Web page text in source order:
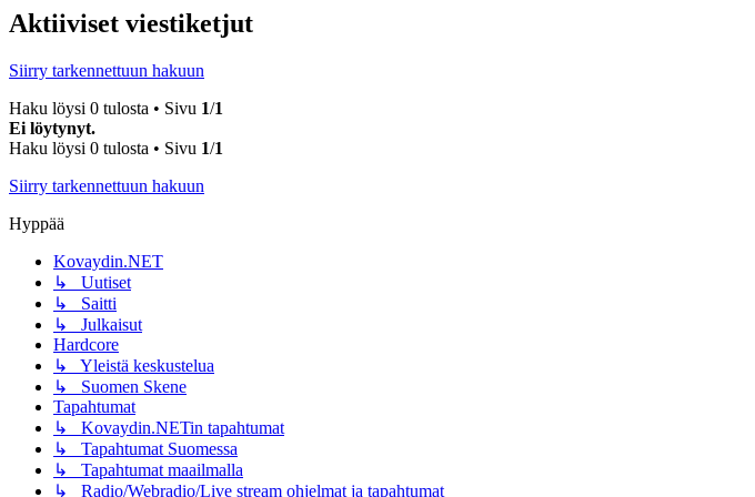
Aktiiviset viestiketjut
Siirry tarkennettuun hakuun
Haku löysi 0 tulosta • Sivu 1/1
Ei löytynyt.
Haku löysi 0 tulosta • Sivu 1/1
Siirry tarkennettuun hakuun
Hyppää
Kovaydin.NET
↳ Uutiset
↳ Saitti
↳ Julkaisut
Hardcore
↳ Yleistä keskustelua
↳ Suomen Skene
Tapahtumat
↳ Kovaydin.NETin tapahtumat
↳ Tapahtumat Suomessa
↳ Tapahtumat maailmalla
↳ Radio/Webradio/Live stream ohjelmat ja tapahtumat